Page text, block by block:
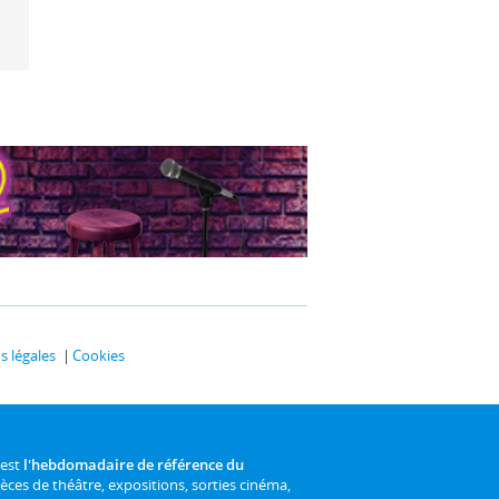
légales Cookies
l'hebdomadaire de référence du
de théâtre, expositions, sorties cinéma,